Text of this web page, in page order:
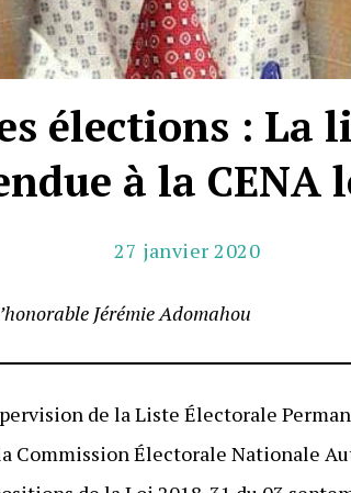
élections : La
à la CENA
27 janvier 2020
Jérémie Adomahou
de la Liste Électorale
Commission Électorale Nationale